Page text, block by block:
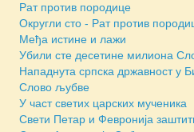
Рат против породице
Округли сто - Рат против
Међа истине и лажи
Убили сте десетине милиона
Нападнута српска државност у
Слово љубве
У част светих царских мученика
Свети Петар и Февронија